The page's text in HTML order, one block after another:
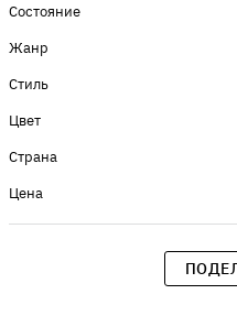
Состояние
Жанр
Стиль
Цвет
Страна
Цена